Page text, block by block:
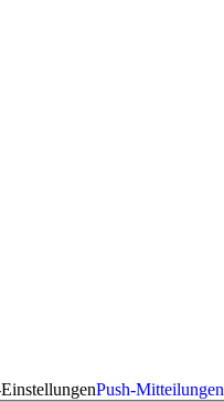
Push-Mitteilungen